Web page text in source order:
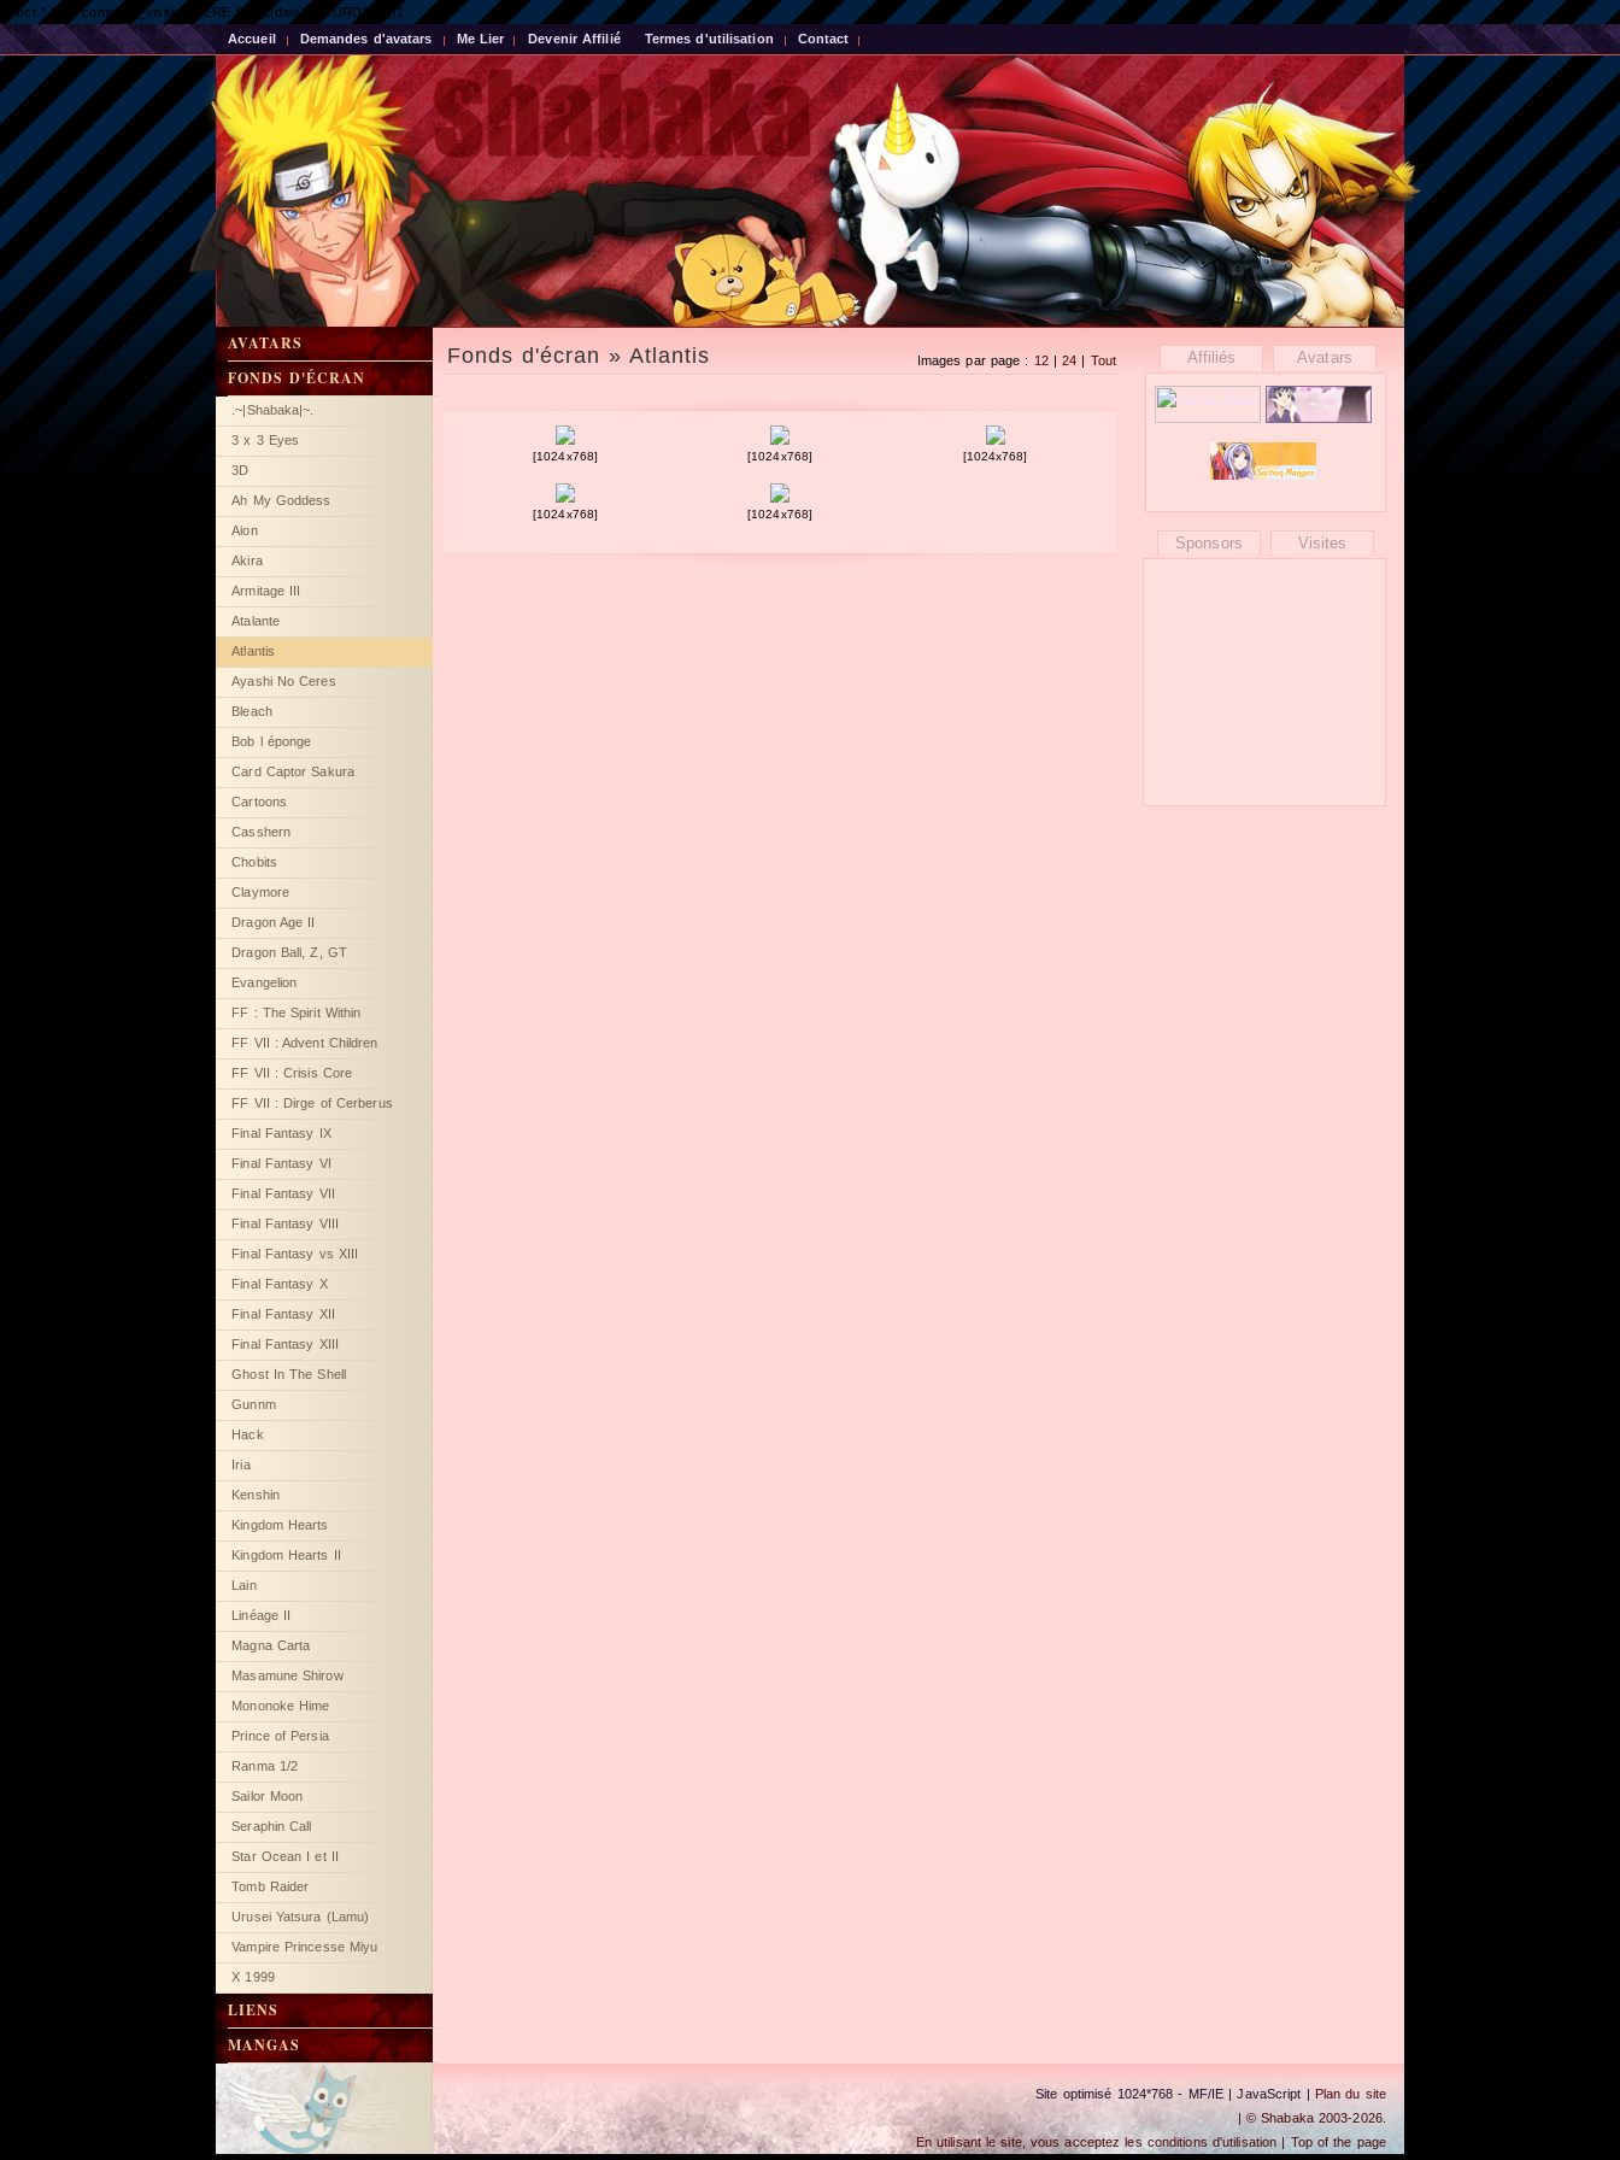
select * from compteur_visite WHERE DATE(date) = CURDATE()1
Accueil
Demandes d'avatars Me Lier Devenir Affilié Termes d'utilisation Contact
AVATARS
FONDS D'ÉCRAN
.~|Shabaka|~.
3 x 3 Eyes
3D
Ah My Goddess
Aion
Akira
Armitage III
Atalante
Atlantis
Ayashi No Ceres
Bleach
Bob l éponge
Card Captor Sakura
Cartoons
Casshern
Chobits
Claymore
Dragon Age II
Dragon Ball, Z, GT
Evangelion
FF : The Spirit Within
FF VII : Advent Children
FF VII : Crisis Core
FF VII : Dirge of Cerberus
Final Fantasy IX
Final Fantasy VI
Final Fantasy VII
Final Fantasy VIII
Final Fantasy vs XIII
Final Fantasy X
Final Fantasy XII
Final Fantasy XIII
Ghost In The Shell
Gunnm
Hack
Iria
Kenshin
Kingdom Hearts
Kingdom Hearts II
Lain
Linéage II
Magna Carta
Masamune Shirow
Mononoke Hime
Prince of Persia
Ranma 1/2
Sailor Moon
Seraphin Call
Star Ocean I et II
Tomb Raider
Urusei Yatsura (Lamu)
Vampire Princesse Miyu
X 1999
LIENS
MANGAS
Fonds d'écran » Atlantis Images par page : 12|24 | Tout
[1024x768] [1024x768] [1024x768]
[1024x768] [1024x768]
Affiliés Avatars
Sponsors Visites
Site optimisé 1024*768 - MF/IE | JavaScript | Plan du site
| © Shabaka 2003-2026.
En utilisant le site, vous acceptez les conditions d'utilisation | Top of the page